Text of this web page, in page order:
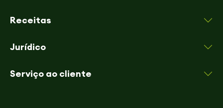
Receitas
Jurídico
Serviço ao cliente